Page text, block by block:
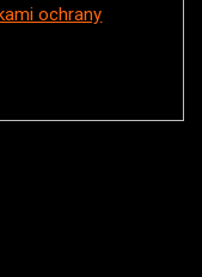
ochrany